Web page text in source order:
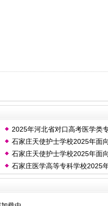
2025年河北省对口高考医学类
石家庄天使护士学校2025年面
石家庄天使护士学校2025年面
石家庄医学高等专科学校2025